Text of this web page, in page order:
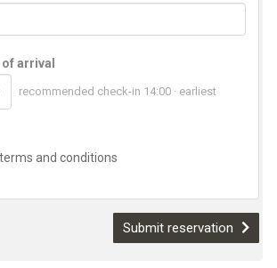
arrival
recommended check-in 14:00 · earliest
and conditions
Submit reservation